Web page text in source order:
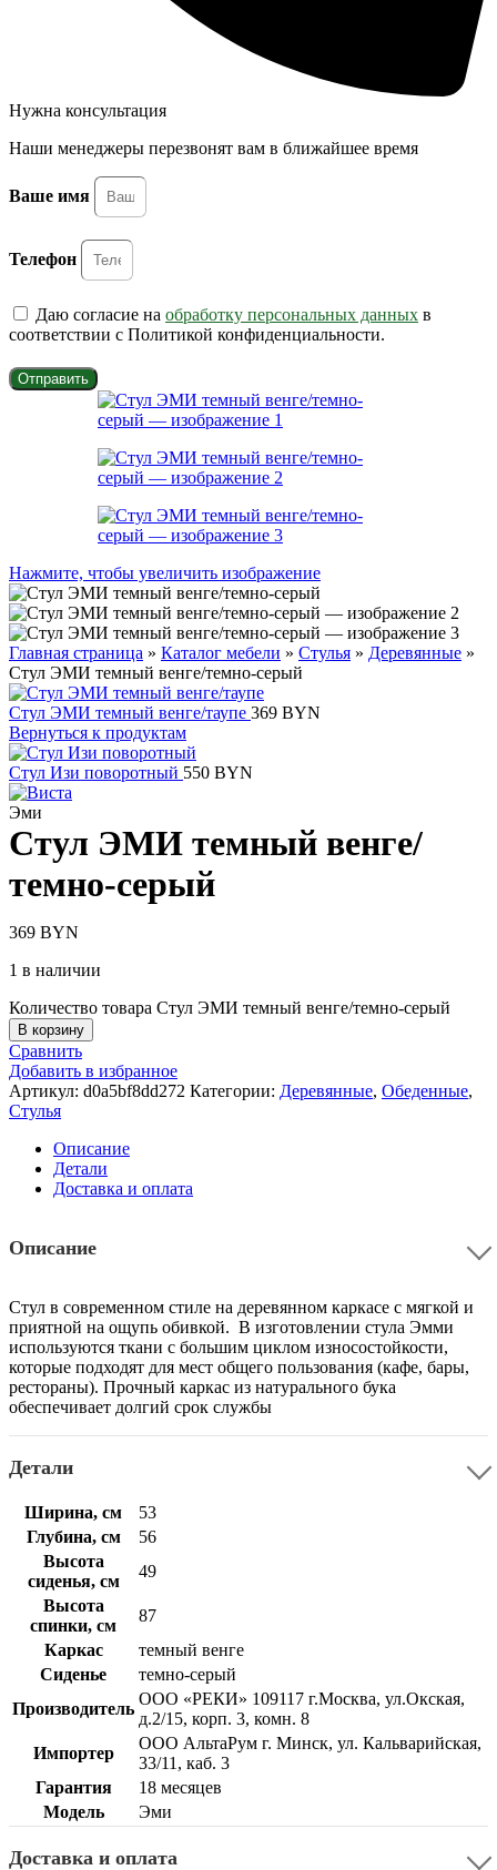
Нужна консультация
Наши менеджеры перезвонят вам в ближайшее время
Ваше имя
Телефон
Даю согласие на обработку персональных данных в
соответствии с Политикой конфиденциальности.
Отправить
Нажмите, чтобы увеличить изображение
Главная страница » Каталог мебели » Стулья » Деревянные »
Стул ЭМИ темный венге/темно-серый
Стул ЭМИ темный венге/таупе 369 BYN
Вернуться к продуктам
Стул Изи поворотный 550 BYN
Эми
Стул ЭМИ темный венге/
темно-серый
369 BYN
1 в наличии
Количество товара Стул ЭМИ темный венге/темно-серый
В корзину
Сравнить
Добавить в избранное
Артикул: d0a5bf8dd272 Категории: Деревянные, Обеденные,
Стулья
Описание
Детали
Доставка и оплата
Описание
Стул в современном стиле на деревянном каркасе с мягкой и
приятной на ощупь обивкой. В изготовлении стула Эмми
используются ткани с большим циклом износостойкости,
которые подходят для мест общего пользования (кафе, бары,
рестораны). Прочный каркас из натурального бука
обеспечивает долгий срок службы
Детали
Ширина, см
53
Глубина, см
56
Высота
сиденья, см
49
Высота
спинки, см
87
Каркас
темный венге
Сиденье
темно-серый
Производитель
ООО «РЕКИ» 109117 г.Москва, ул.Окская,
д.2/15, корп. 3, комн. 8
Импортер
ООО АльтаРум г. Минск, ул. Кальварийская,
33/11, каб. 3
Гарантия
18 месяцев
Модель
Эми
Доставка и оплата